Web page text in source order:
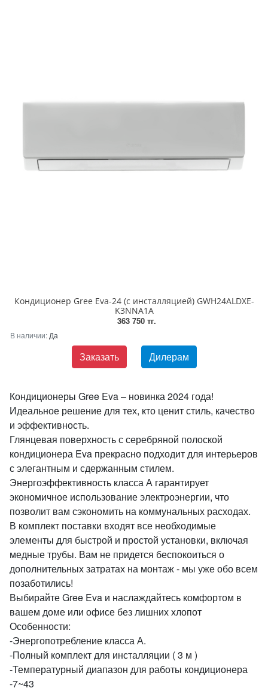
Кондиционер Gree Eva-24 (с инсталляцией) GWH24ALDXE-
K3NNA1A
363 750 тг.
В наличии: Да
Заказать Дилерам
Кондиционеры Gree Eva – новинка 2024 года!
Идеальное решение для тех, кто ценит стиль, качество
и эффективность.
Глянцевая поверхность с серебряной полоской
кондиционера Eva прекрасно подходит для интерьеров
с элегантным и сдержанным стилем.
Энергоэффективность класса А гарантирует
экономичное использование электроэнергии, что
позволит вам сэкономить на коммунальных расходах.
В комплект поставки входят все необходимые
элементы для быстрой и простой установки, включая
медные трубы. Вам не придется беспокоиться о
дополнительных затратах на монтаж - мы уже обо всем
позаботились!
Выбирайте Gree Eva и наслаждайтесь комфортом в
вашем доме или офисе без лишних хлопот
Особенности:
-Энергопотребление класса А.
-Полный комплект для инсталляции ( 3 м )
-Температурный диапазон для работы кондиционера
-7~43